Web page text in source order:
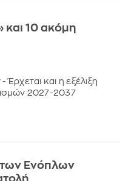
και 10 ακόμη
και η εξέλιξη
2027-2037
των Ενόπλων